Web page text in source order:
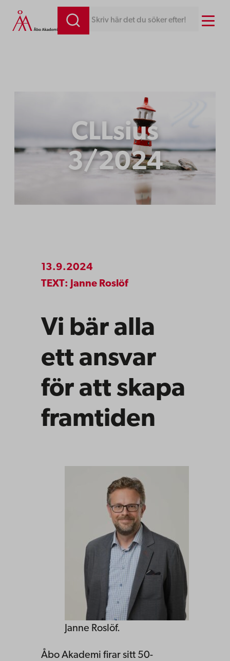
Hoppa
till
Skriv här det du söker efter! Menu
CLLsius
3/2024
13.9.2024
TEXT: Janne Roslöf
Vi bär alla
ett ansvar
för att skapa
framtiden
Janne Roslöf.
Åbo Akademi firar sitt 50-